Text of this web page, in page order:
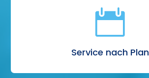

Service nach Plan